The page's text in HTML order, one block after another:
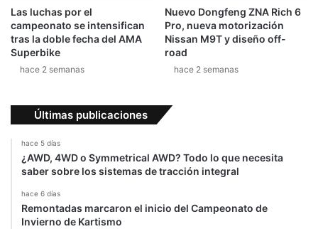
Las luchas por el
campeonato se intensifican
tras la doble fecha del AMA
Superbike
hace 2 semanas
Nuevo Dongfeng ZNA Rich 6
Pro, nueva motorización
Nissan M9T y diseño off-
road
hace 2 semanas
Últimas publicaciones
hace 5 días
¿AWD, 4WD o Symmetrical AWD? Todo lo que necesita
saber sobre los sistemas de tracción integral
hace 6 días
Remontadas marcaron el inicio del Campeonato de
Invierno de Kartismo